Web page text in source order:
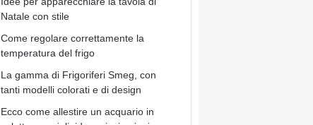
Natale con stile
Come regolare correttamente la
temperatura del frigo
La gamma di Frigoriferi Smeg, con
tanti modelli colorati e di design
Ecco come allestire un acquario in